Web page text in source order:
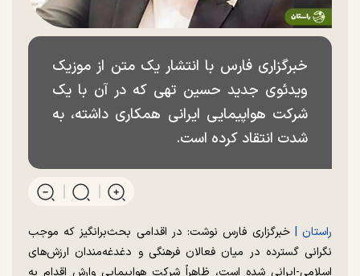
خبرگزاری فارس با انتشار یک متن از موزیک
ویدئوی جدید حسین تهی که در آن با یک
شرکت هواپیمایی ایرانی همکاری داشته، به
شدت انتقاد کرده است.
راستان |خبرگزاری فارس نوشت: در اقدامی بحث‌برانگیز که موجب
نگرانی گسترده در میان فعالان فرهنگی و دغدغه‌مندان ارزش‌های
اسلامی-ایرانی شده است، ظاهراً شرکت هواپیمایی وارش اقدام به